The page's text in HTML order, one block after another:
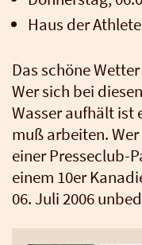
Haus der
Das schö­ne
Wer sich bei
Was­ser auf­hält ist
muß arbei­ten.
einer Pres­se­club-
einem 10er
06. Juli 2006